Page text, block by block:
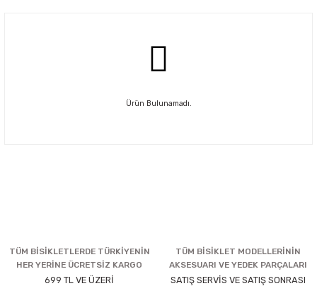
Ürün Bulunamadı.
TÜM BİSİKLETLERDE TÜRKİYENİN
HER YERİNE ÜCRETSİZ KARGO
699 TL VE ÜZERİ
TÜM BİSİKLET MODELLERİNİN
AKSESUARI VE YEDEK PARÇALARI
SATIŞ SERVİS VE SATIŞ SONRASI